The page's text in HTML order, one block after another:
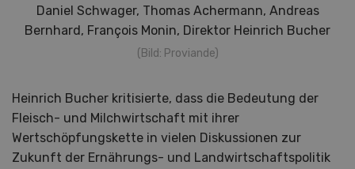
Daniel Schwager, Thomas Achermann, Andreas
Bernhard, François Monin, Direktor Heinrich Bucher
(Bild: Proviande)
Heinrich Bucher kritisierte, dass die Bedeutung der
Fleisch- und Milchwirtschaft mit ihrer
Wertschöpfungskette in vielen Diskussionen zur
Zukunft der Ernährungs- und Landwirtschaftspolitik